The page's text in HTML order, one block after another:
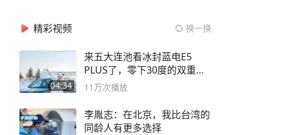
精彩视频 换一换
04:34
来五大连池看冰封蓝电E5
PLUS了，零下30度的双重冰
封40小时全录
11万次播放
李胤志：在北京，我比台湾的
同龄人有更多选择